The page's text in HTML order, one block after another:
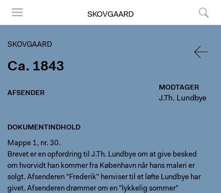
SKOVGAARD
SKOVGAARD
Ca. 1843
AFSENDER
MODTAGER
J.Th. Lundbye
DOKUMENTINDHOLD
Mappe 1, nr. 30.
Brevet er en opfordring til J.Th. Lundbye om at give besked
om hvorvidt han kommer fra København når hans maleri er
solgt. Afsenderen "Frederik" henviser til et løfte Lundbye har
givet. Afsenderen drømmer om en "lykkelig sommer"